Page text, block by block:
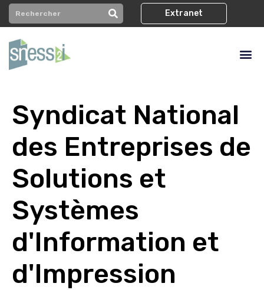
Extranet
Syndicat National
des Entreprises de
Solutions et
Systèmes
d'Information et
d'Impression